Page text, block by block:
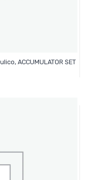
ACCUMULATOR SET